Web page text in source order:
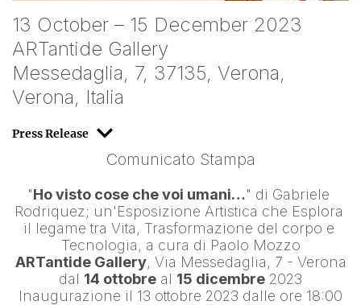
13 October – 15 December 2023
ARTantide Gallery
Messedaglia, 7, 37135, Verona,
Verona, Italia
Press Release
Comunicato Stampa
"Ho visto cose che voi umani…" di Gabriele
Rodriquez; un'Esposizione Artistica che Esplora
il legame tra Vita, Trasformazione del corpo e
Tecnologia, a cura di Paolo Mozzo
ARTantide Gallery, Via Messedaglia, 7 - Verona
dal 14 ottobre al 15 dicembre 2023
Inaugurazione il 13 ottobre 2023 dalle ore 18:00